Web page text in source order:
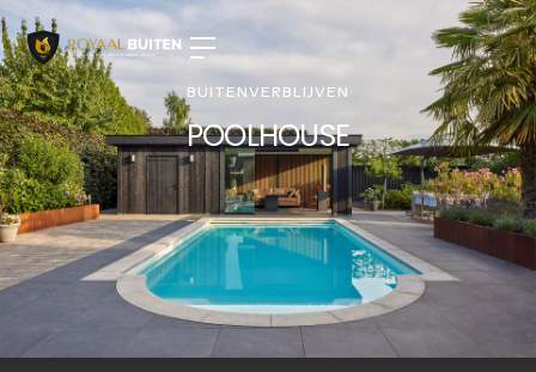
BUITENVERBLIJVEN
POOLHOUSE